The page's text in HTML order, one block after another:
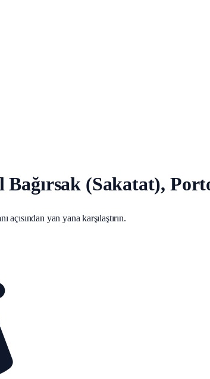
Bağırsak (Sakatat),
yan yana karşılaştırın.